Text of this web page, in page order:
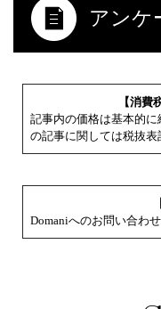
アンケ
【消費
記事内の価格は基本的
の記事に関しては税抜表
Domaniへのお問い合わ